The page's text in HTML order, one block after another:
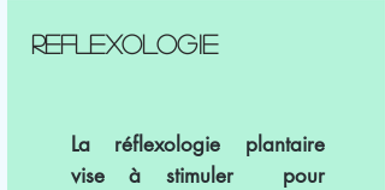
REFLEXOLOGIE
La réflexologie plantaire
vise à stimuler pour